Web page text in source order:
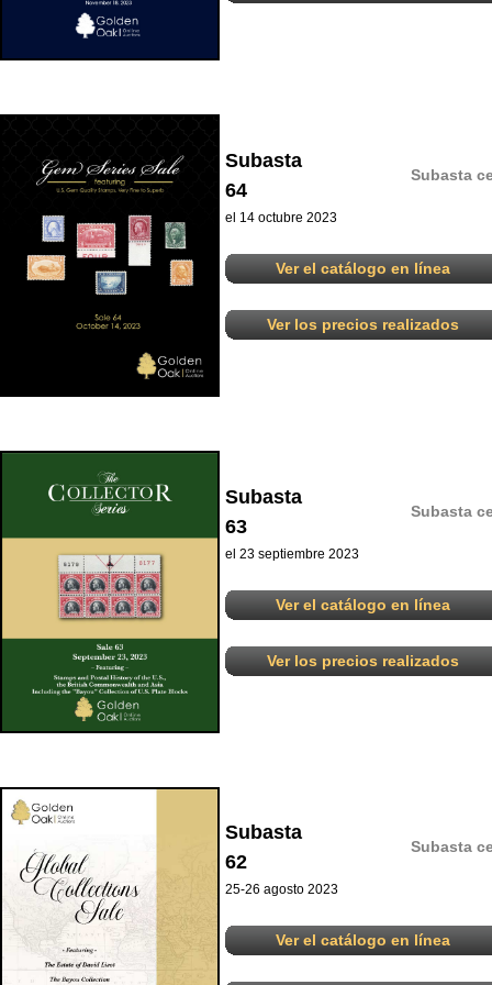
Subasta
64
Subasta
el 14 octubre 2023
Ver el catálogo en línea
Ver los precios realizados
Subasta
63
Subasta
el 23 septiembre 2023
Ver el catálogo en línea
Ver los precios realizados
Subasta
62
Subasta
25-26 agosto 2023
Ver el catálogo en línea